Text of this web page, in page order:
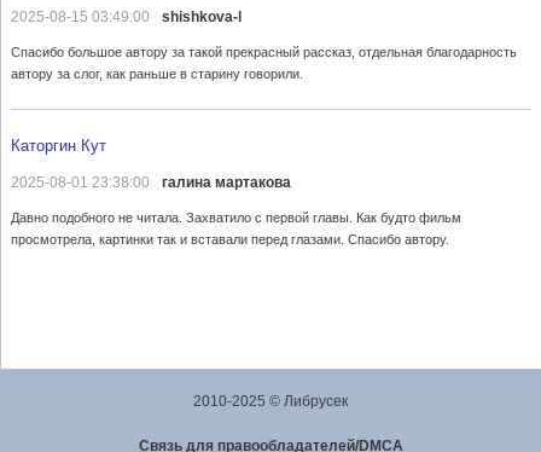
2025-08-15 03:49:00 shishkova-l
Спасибо большое автору за такой прекрасный рассказ, отдельная благодарность
автору за слог, как раньше в старину говорили.
Каторгин Кут
2025-08-01 23:38:00 галина мартакова
Давно подобного не читала. Захватило с первой главы. Как будто фильм
просмотрела, картинки так и вставали перед глазами. Спасибо автору.
2010-2025 © Либрусек
Cвязь для правообладателей/DMCA